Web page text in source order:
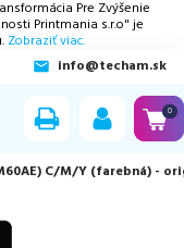
Pre Zvýšenie
Printmania s.r.o" je
Zobraziť viac.
info@techam.sk
0
C/M/Y (farebná) -